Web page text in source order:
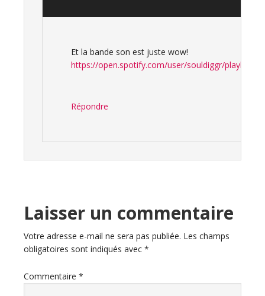
Et la bande son est juste wow!
https://open.spotify.com/user/souldiggr/playlist/
Répondre
Laisser un commentaire
Votre adresse e-mail ne sera pas publiée. Les champs
obligatoires sont indiqués avec *
Commentaire *